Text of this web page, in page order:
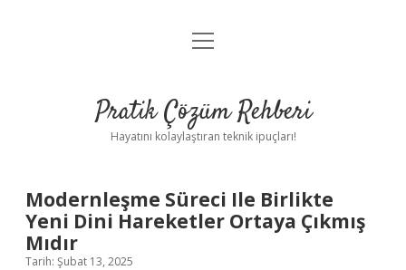
Anasayfa
Yasal Uyarı
menüyü
Pratik Çözüm Rehberi
Hayatını kolaylaştıran teknik ipuçları!
Modernleşme Süreci Ile Birlikte
Yeni Dini Hareketler Ortaya Çıkmış
Mıdır
Tarih: Şubat 13, 2025